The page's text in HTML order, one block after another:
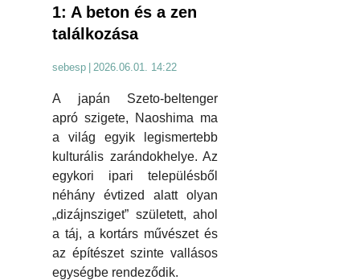
1: A beton és a zen
találkozása
sebesp 2026.06.01. 14:22
A japán Szeto-beltenger
apró szigete, Naoshima ma
a világ egyik legismertebb
kulturális zarándokhelye. Az
egykori ipari településből
néhány évtized alatt olyan
„dizájnsziget” született, ahol
a táj, a kortárs művészet és
az építészet szinte vallásos
egységbe rendeződik.